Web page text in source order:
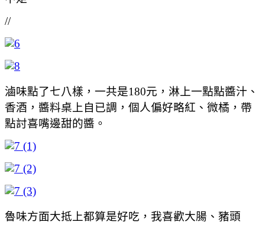
//
滷味點了七八樣，一共是180元，淋上一點點醬汁、
香酒，醬料桌上自已調，個人偏好略紅、微橘，帶
點討喜嘴邊甜的醬。
魯味方面大抵上都算是好吃，我喜歡大腸、豬頭